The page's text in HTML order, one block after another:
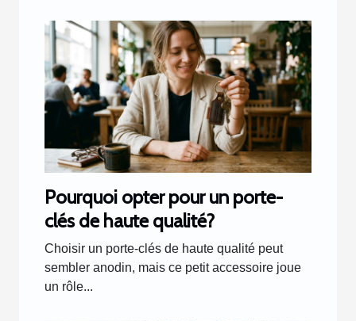
Pourquoi opter pour un porte-
clés de haute qualité?
Choisir un porte-clés de haute qualité peut
sembler anodin, mais ce petit accessoire joue
un rôle...